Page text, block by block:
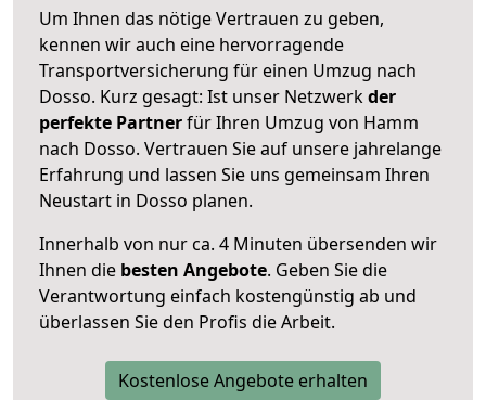
Um Ihnen das nötige Vertrauen zu geben,
kennen wir auch eine hervorragende
Transportversicherung für einen Umzug nach
Dosso. Kurz gesagt: Ist unser Netzwerkder
perfekte Partnerfür Ihren Umzug von Hamm
nach Dosso. Vertrauen Sie auf unsere jahrelange
Erfahrung und lassen Sie uns gemeinsam Ihren
Neustart in Dosso planen.
Innerhalb von nur ca. 4 Minuten übersenden wir
Ihnen die besten Angebote. Geben Sie die
Verantwortung einfach kostengünstig ab und
überlassen Sie den Profis die Arbeit.
Kostenlose Angebote erhalten